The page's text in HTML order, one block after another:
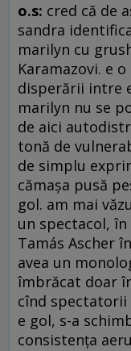
o.s: cred că de
sandra
marilyn cu
Karamazovi. e
disperării intre
marilyn nu se
de aici
tonă de
de simplu
cămaşa pusă
gol. am mai
un spectacol,
Tamás Ascher
avea un
îmbrăcat doar
cînd spectatorii
e gol, s-a
consistenţa